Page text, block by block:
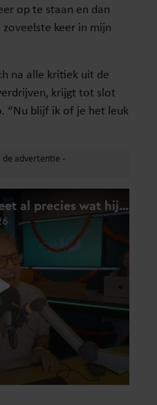
op te staan en dan
keer in mijn
na alle kritiek uit de
krijgt tot slot
“Nu blijf ik of je het leuk